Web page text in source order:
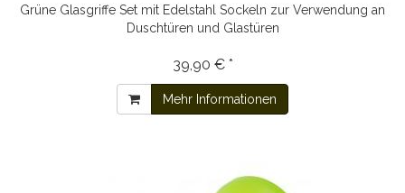
Grüne Glasgriffe Set mit Edelstahl Sockeln zur Verwendung an
Duschtüren und Glastüren
39,90 € *
Mehr Informationen